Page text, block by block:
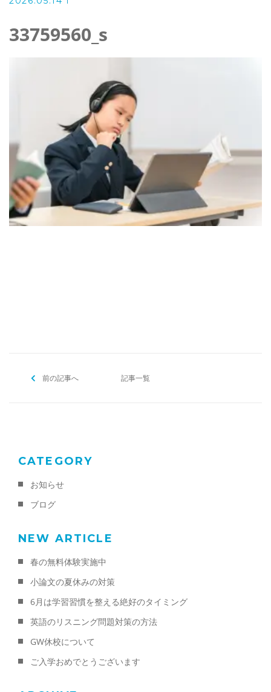
33759560_s
前の記事へ 記事一覧
CATEGORY
お知らせ
ブログ
NEW ARTICLE
春の無料体験実施中
小論文の夏休みの対策
6月は学習習慣を整える絶好のタイミング
英語のリスニング問題対策の方法
GW休校について
ご入学おめでとうございます